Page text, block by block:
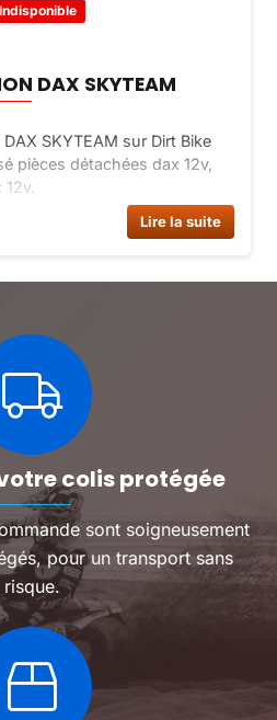
Indisponible
DAX SKYTEAM
DAX SKYTEAM sur Dirt Bike
pièces détachées dax 12v,
Lire la suite
colis protégée
sont soigneusement
pour un transport sans
risque.